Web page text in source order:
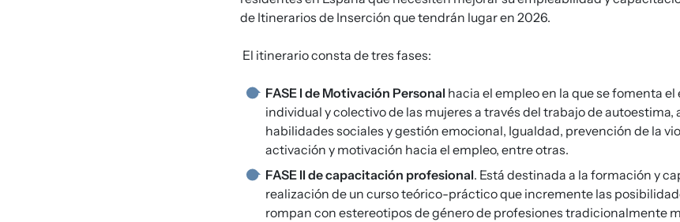
de Itinerarios de Inserción que tendrán lugar en 2026.
El itinerario consta de tres fases:
FASE I de Motivación Personal hacia el empleo en la que se fomenta
individual y colectivo de las mujeres a través del trabajo de
habilidades sociales y gestión emocional, Igualdad, prevención de la
activación y motivación hacia el empleo, entre otras.
FASE II de capacitación profesional. Está destinada a la formación y
realización de un curso teórico-práctico que incremente las
rompan con estereotipos de género de profesiones tradicionalmente